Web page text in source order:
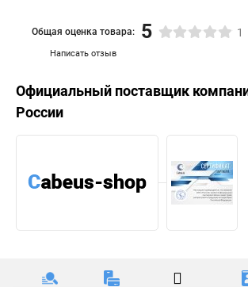
Написать отзыв
Общая оценка товара: 5 1
Официальный поставщик
России